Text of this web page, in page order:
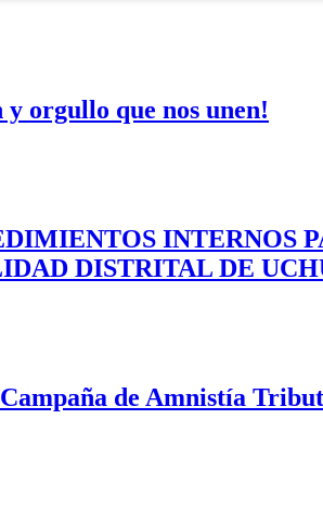
orgullo que nos unen!
INTERNOS
DISTRITAL DE
de Amnistía